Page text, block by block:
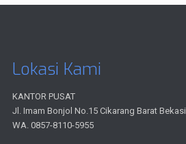
Lokasi Kami
KANTOR PUSAT
Jl. Imam Bonjol No.15 Cikarang Barat Bekasi
WA. 0857-8110-5955